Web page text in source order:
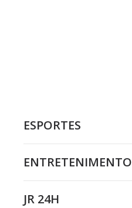
ESPORTES
ENTRETENIMENTO
JR 24H